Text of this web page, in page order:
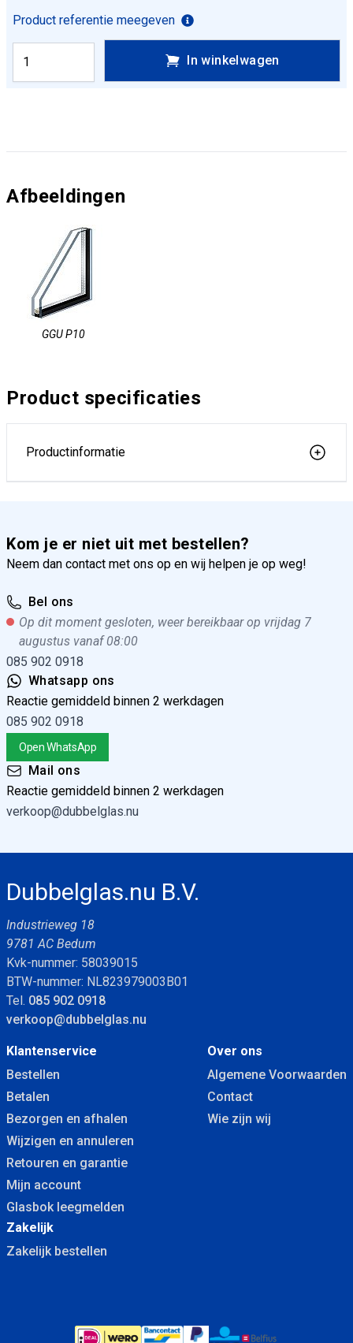
Product referentie meegeven
In winkelwagen
Afbeeldingen
GGU P10
Product specificaties
Productinformatie
Kom je er niet uit met bestellen?
Neem dan contact met ons op en wij helpen je op weg!
Bel ons
Op dit moment gesloten, weer bereikbaar op vrijdag 7
augustus vanaf 08:00
085 902 0918
Whatsapp ons
Reactie gemiddeld binnen 2 werkdagen
085 902 0918
Open WhatsApp
Mail ons
Reactie gemiddeld binnen 2 werkdagen
verkoop@dubbelglas.nu
Dubbelglas.nu B.V.
Industrieweg 18
9781 AC Bedum
Kvk-nummer: 58039015
BTW-nummer: NL823979003B01
Tel. 085 902 0918
verkoop@dubbelglas.nu
Klantenservice
Bestellen
Betalen
Bezorgen en afhalen
Wijzigen en annuleren
Retouren en garantie
Mijn account
Glasbok leegmelden
Over ons
Algemene Voorwaarden
Contact
Wie zijn wij
Zakelijk
Zakelijk bestellen